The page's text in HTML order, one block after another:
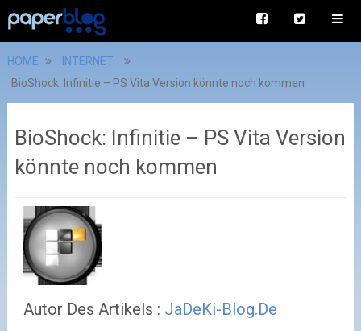
HOME
INTERNET
BioShock: Infinitie – PS Vita Version könnte noch kommen
BioShock: Infinitie – PS Vita Version
könnte noch kommen
Autor Des Artikels : JaDeKi-Blog.de